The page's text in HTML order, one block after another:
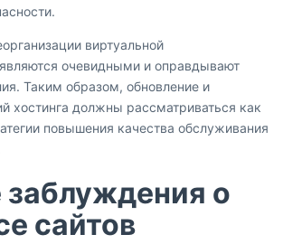
виртуальной
очевидными и оправдывают
Таким образом, обновление и
хостинга должны рассматриваться как
повышения качества обслуживания
о
сайтов